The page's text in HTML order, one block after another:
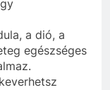
a dió, a
egészséges